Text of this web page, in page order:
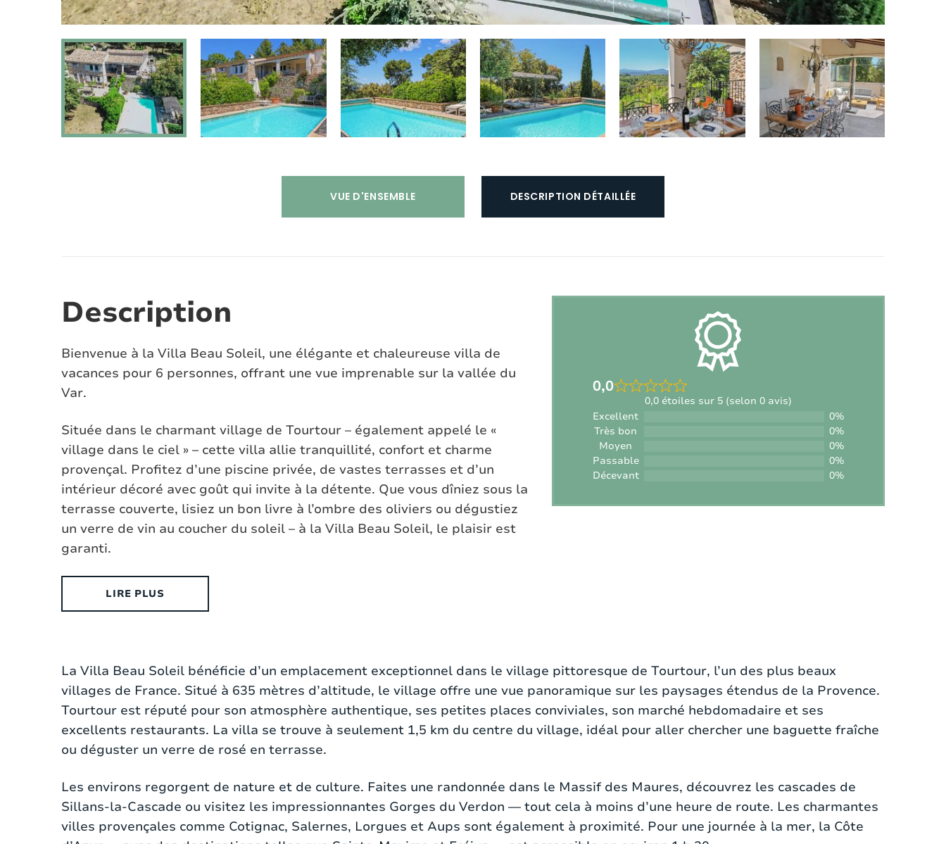
Chromecast
présent:
Oui, Chromecast
Plage:
Intérieur (distance > 30 km
van de kust)
Autorisation de fumer: Non
Équipement sportif disponible: Non
Chargement de
véhicule:
Non autorisée
Four (Grill): Oui
Micro-onde: Oui
Nombre de réfrigérateurs: 1
Nombre de congélateurs: 1
Lave-vaisselle: Oui
VUE D'ENSEMBLE DESCRIPTION DÉTAILLÉE
Description
Bienvenue à la Villa Beau Soleil, une élégante et chaleureuse villa de
vacances pour 6 personnes, offrant une vue imprenable sur la vallée du
Var.
Située dans le charmant village de Tourtour – également appelé le «
village dans le ciel » – cette villa allie tranquillité, confort et charme
provençal. Profitez d’une piscine privée, de vastes terrasses et d’un
intérieur décoré avec goût qui invite à la détente. Que vous dîniez sous la
terrasse couverte, lisiez un bon livre à l’ombre des oliviers ou dégustiez
un verre de vin au coucher du soleil – à la Villa Beau Soleil, le plaisir est
garanti.
LIRE PLUS
0,0
0,0 étoiles sur 5 (selon 0 avis)
Excellent
0%
Très bon
0%
Moyen
0%
Passable
0%
Décevant
0%
villa est située sur un vaste terrain de 5000 m², offrant une tranquillité et une intimité absolues. Le cœur de la maison est le
séjour chaleureux avec cheminée, un coin salon confortable, une télévision à écran plat et de grandes portes-fenêtres ouvrant
sur la terrasse. La cuisine ouverte attenante est entièrement équipée, avec notamment un four, un lave-vaisselle, une machine
Nespresso et un réfrigérateur américain — parfait pour ceux qui aiment cuisiner avec des ingrédients locaux.
équipées d’installations modernes, dont une douche à l’italienne et un lavabo, et il y a un WC séparé pour les invités. Les
différents niveaux dans la maison apportent un charme particulier. Deux chambres disposent de leur propre terrasse avec petit
coin salon.
La Villa Beau Soleil bénéficie d’un emplacement exceptionnel dans le village pittoresque de Tourtour, l’un des plus beaux
villages de France. Situé à 635 mètres d’altitude, le village offre une vue panoramique sur les paysages étendus de la Provence.
Tourtour est réputé pour son atmosphère authentique, ses petites places conviviales, son marché hebdomadaire et ses
excellents restaurants. La villa se trouve à seulement 1,5 km du centre du village, idéal pour aller chercher une baguette fraîche
ou déguster un verre de rosé en terrasse.
Les environs regorgent de nature et de culture. Faites une randonnée dans le Massif des Maures, découvrez les cascades de
Sillans-la-Cascade ou visitez les impressionnantes Gorges du Verdon — tout cela à moins d’une heure de route. Les charmantes
villes provençales comme Cotignac, Salernes, Lorgues et Aups sont également à proximité. Pour une journée à la mer, la Côte